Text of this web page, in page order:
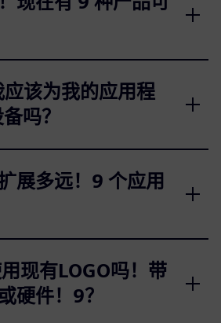
该为我的应用程
吗？
展多远！9 个应用
现有LOGO吗！带
硬件！9？